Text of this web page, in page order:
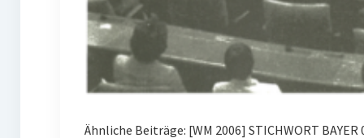
Ähnliche Beiträge: [WM 2006] STICHWORT